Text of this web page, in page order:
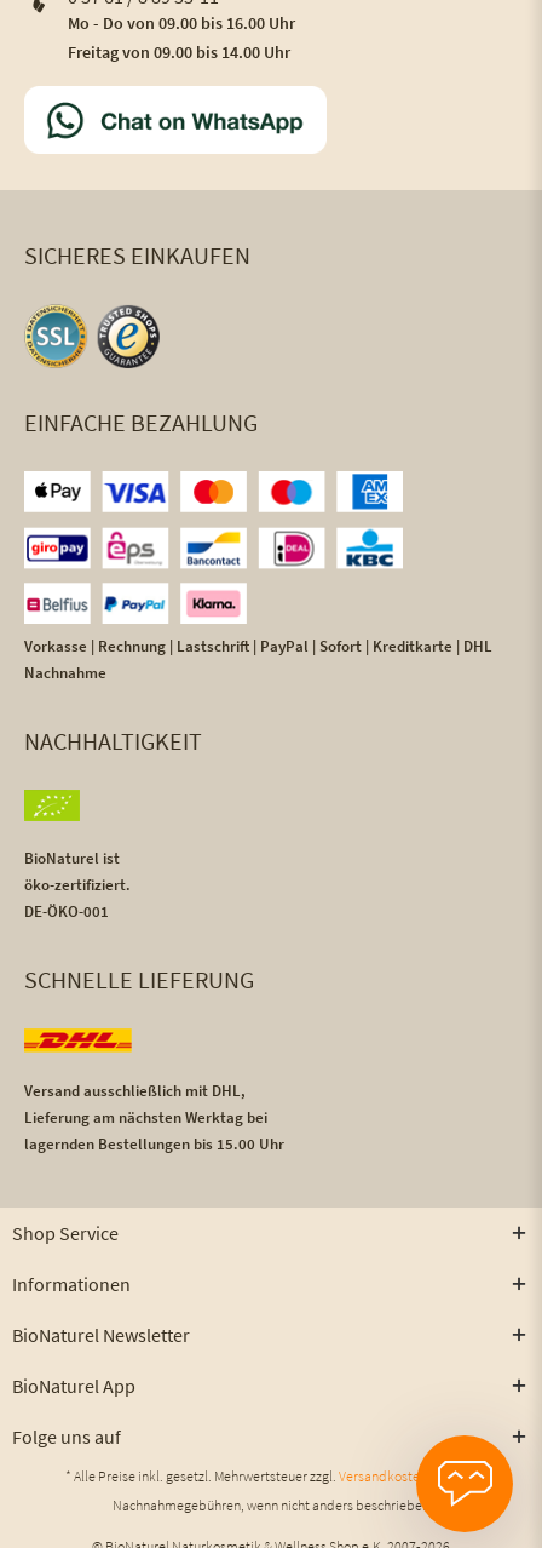
Mo - Do von 09.00 bis 16.00 Uhr
Freitag von 09.00 bis 14.00 Uhr
SICHERES EINKAUFEN
EINFACHE BEZAHLUNG
Vorkasse | Rechnung | Lastschrift | PayPal | Sofort | Kreditkarte | DHL
Nachnahme
NACHHALTIGKEIT
BioNaturel ist
öko-zertifiziert.
DE-ÖKO-001
SCHNELLE LIEFERUNG
Versand ausschließlich mit DHL,
Lieferung am nächsten Werktag bei
lagernden Bestellungen bis 15.00 Uhr
Shop Service
Informationen
BioNaturel Newsletter
BioNaturel App
Folge uns auf
* Alle Preise inkl. gesetzl. Mehrwertsteuer zzgl. Versandkosten
und ggf.
Nachnahmegebühren, wenn nicht anders beschrieben